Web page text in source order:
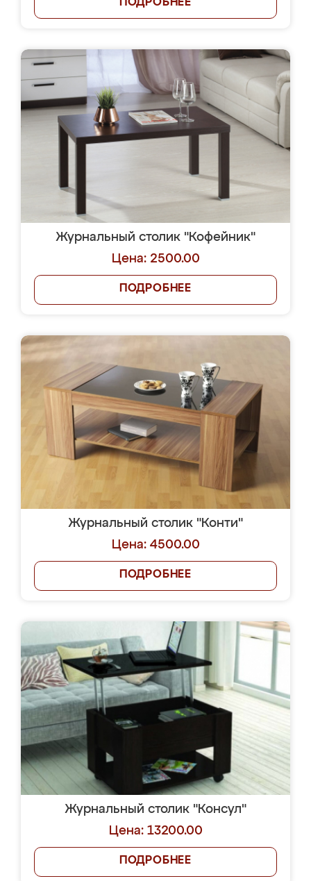
ПОДРОБНЕЕ
Журнальный столик "Кофейник"
Цена: 2500.00
ПОДРОБНЕЕ
Журнальный столик "Конти"
Цена: 4500.00
ПОДРОБНЕЕ
Журнальный столик "Консул"
Цена: 13200.00
ПОДРОБНЕЕ